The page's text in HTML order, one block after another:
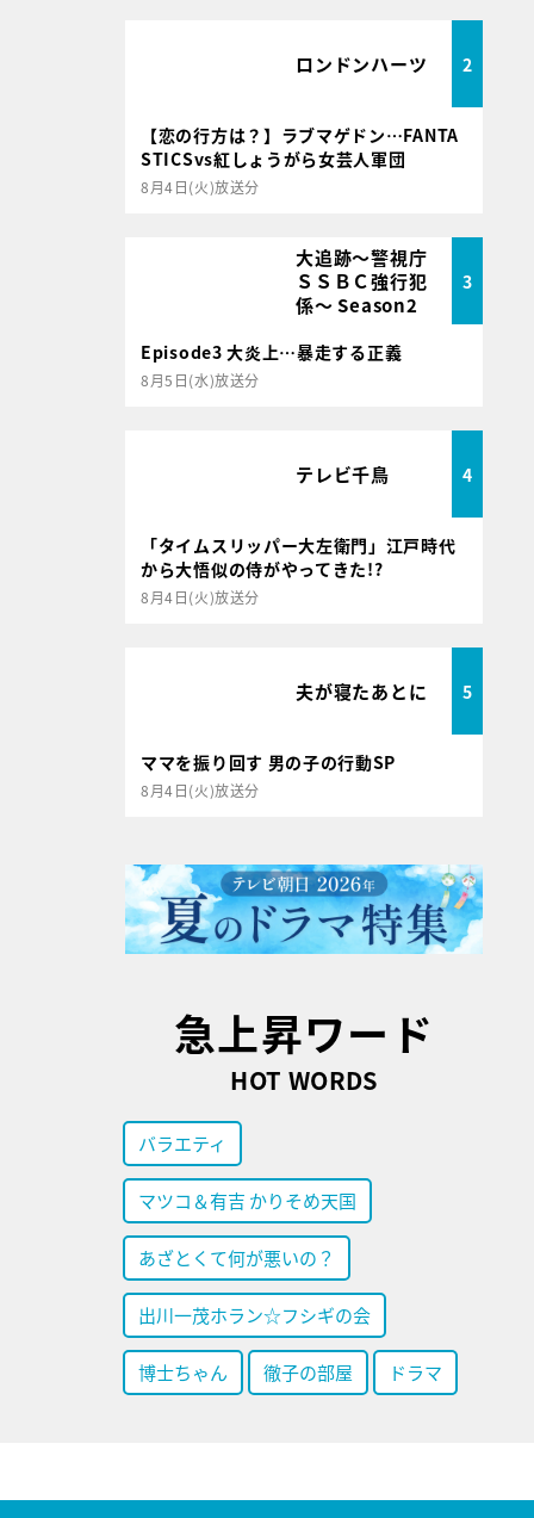
ロンドンハーツ 2
【恋の行方は？】ラブマゲドン…FANTA
STICSvs紅しょうがら女芸人軍団
8月4日(火)放送分
大追跡～警視庁
ＳＳＢＣ強行犯
係～ Season2
3
Episode3 大炎上…暴走する正義
8月5日(水)放送分
テレビ千鳥 4
「タイムスリッパー大左衛門」江戸時代
から大悟似の侍がやってきた!?
8月4日(火)放送分
夫が寝たあとに 5
ママを振り回す 男の子の行動SP
8月4日(火)放送分
急上昇ワード
HOT WORDS
バラエティ
マツコ＆有吉 かりそめ天国
あざとくて何が悪いの？
出川一茂ホラン☆フシギの会
博士ちゃん 徹子の部屋 ドラマ